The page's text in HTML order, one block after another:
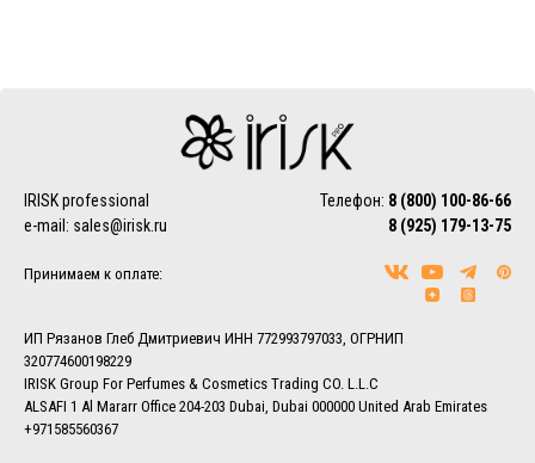
EMS/Почта России и транспортные компании
Доставка осуществляется по всему миру с помощью
службы EMS или Почты России.
Также можно воспользоваться услугами наиболее удобной
для Вас транспортной компании (СДЭК, ПЭК, Деловые
Более подробно ознакомиться с условиями доставки
IRISK professional Телефон: 8 (800) 100-86-66
8 (925) 179-13-75
e-mail: sales@irisk.ru
Принимаем к оплате:
ИП Рязанов Глеб Дмитриевич ИНН 772993797033, ОГРНИП
320774600198229
IRISK Group For Perfumes & Cosmetics Trading CO. L.L.C
ALSAFI 1 Al Mararr Office 204-203 Dubai, Dubai 000000 United Arab Emirates
+971585560367